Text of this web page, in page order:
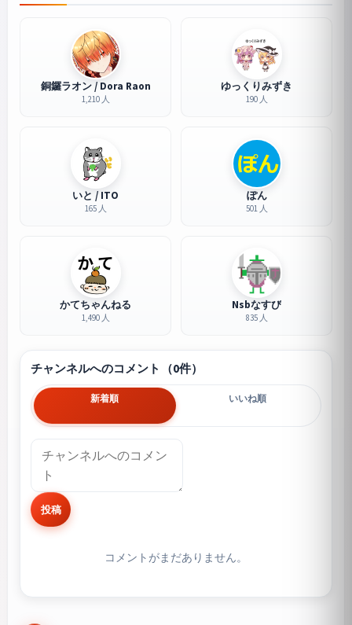
銅鑼ラオン / Dora Raon
1,210 人
ゆっくりみずき
190 人
いと / ITO
165 人
ぽん
501 人
かてちゃんねる
1,490 人
Nsbなすび
835 人
チャンネルへのコメント（0件）
新着順 いいね順
投稿
コメントがまだありません。